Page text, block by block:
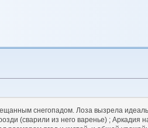
снегопадом. Лоза вызрела
(сварили из него варенье) ; Аркадия